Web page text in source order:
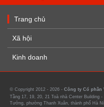
Trang chủ
Xã hội
Kinh doanh
© Copyright 2012 - 2026 - Công ty Cổ phần
Tầng 17, 19, 20, 21 Toà nhà Center Building
Tưởng, phường Thanh Xuân, thành phố Hà